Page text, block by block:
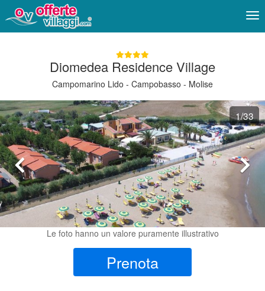
Diomedea Residence Village
Campomarino Lido - Campobasso - Molise
1/33
Le foto hanno un valore puramente illustrativo
Prenota